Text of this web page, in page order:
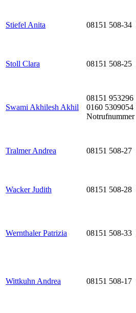
Stiefel Anita 08151 508-34
Stoll Clara 08151 508-25
Swami Akhilesh Akhil
08151 953296
0160 5309054
Notrufnummer
Tralmer Andrea 08151 508-27
Wacker Judith 08151 508-28
Wernthaler Patrizia 08151 508-33
Wittkuhn Andrea 08151 508-17